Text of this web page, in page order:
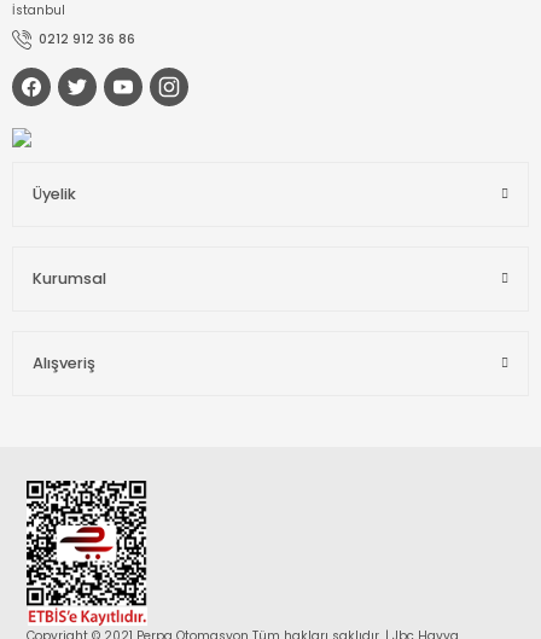
İstanbul
0212 912 36 86
Üyelik
Kurumsal
Alışveriş